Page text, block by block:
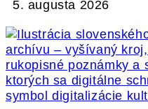
5. augusta 2026